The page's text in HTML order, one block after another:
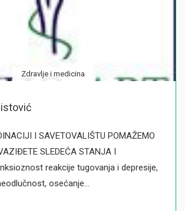
Zdravlje i medicina
I SAVETOVALIŠTU POMAŽEMO
SLEDEĆA STANJA I
reakcije tugovanja i depresije,
osećanje…